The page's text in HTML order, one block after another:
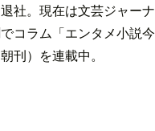
社。現在は文芸ジャーナ
コラム「エンタメ小説今
刊）を連載中。